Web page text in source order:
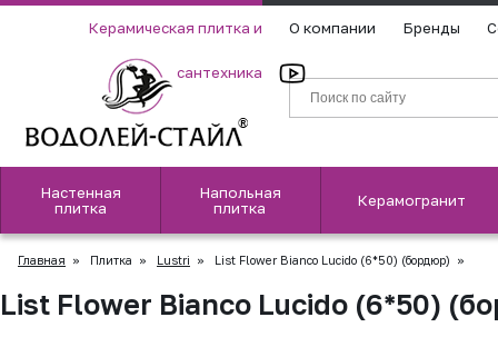
Керамическая плитка и
сантехника
О компании Бренды
Настенная
плитка
Напольная
плитка
Керамогранит
Главная » Плитка » Lustri » List Flower Bianco Lucido (6*50) (бордюр) »
List Flower Bianco Lucido (6*50)